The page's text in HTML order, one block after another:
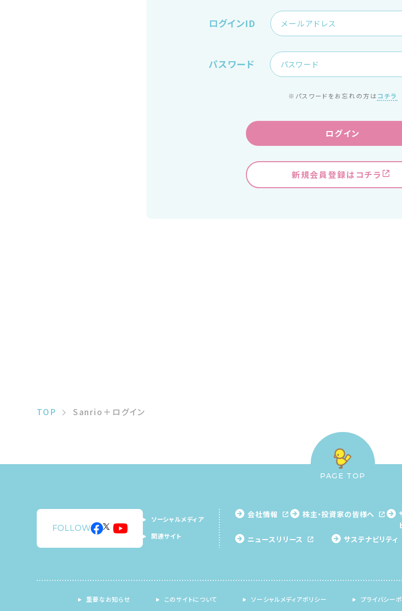
ログインID
パスワード
※パスワードをお忘れの方は コチラ
ログイン
新規会員登録はコチラ
TOP Sanrio＋ログイン
PAGE TOP
FOLLOW
ソーシャルメディア
関連サイト
会社情報 株主・投資家の皆様へ
ニュースリリース サステナビリティ
重要なお知らせ このサイトについて ソーシャルメディアポリシー プライバシー